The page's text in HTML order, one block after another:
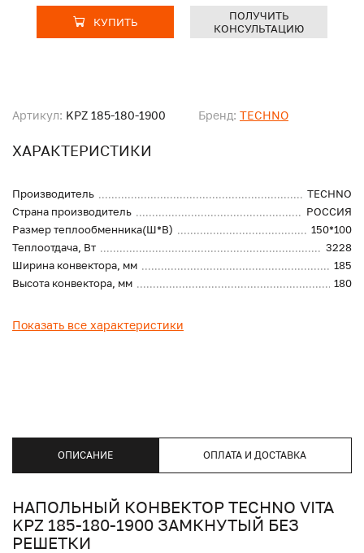
Артикул: KPZ 185-180-1900 Бренд: TECHNO
ХАРАКТЕРИСТИКИ
Производитель
TECHNO
Страна производитель
РОССИЯ
Размер теплообменника(Ш*В)
150*100
Теплоотдача, Вт
3228
Ширина конвектора, мм
185
Высота конвектора, мм
180
Показать все характеристики
КУПИТЬ
ПОЛУЧИТЬ
КОНСУЛЬТАЦИЮ
ОПИСАНИЕ ОПЛАТА И ДОСТАВКА
НАПОЛЬНЫЙ КОНВЕКТОР TECHNO VITA
KPZ 185-180-1900 ЗАМКНУТЫЙ БЕЗ
РЕШЕТКИ